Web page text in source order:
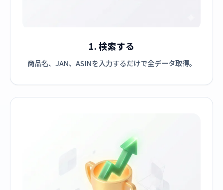
1. 検索する
商品名、JAN、ASINを入力するだけで全データ取得。